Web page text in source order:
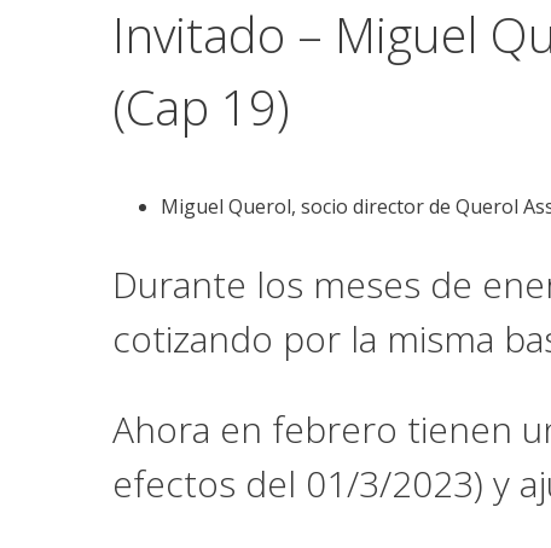
Invitado – Miguel
(Cap 19)
Miguel Querol, socio director de Querol
Durante los meses de
cotizando por la misma
Ahora en febrero tienen
efectos del 01/3/2023) y